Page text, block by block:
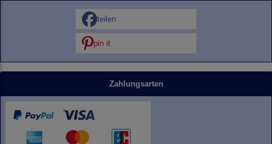
teilen
pin it
Zahlungsarten